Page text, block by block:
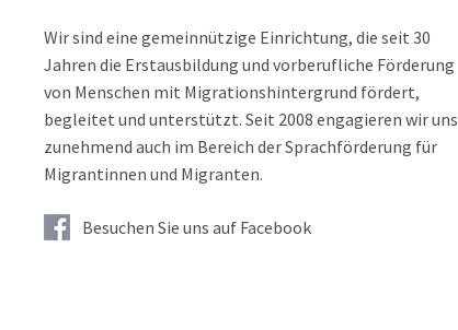
Wir sind eine gemeinnützige Einrichtung, die seit 30
Jahren die Erstausbildung und vorberufliche Förderung
von Menschen mit Migrationshintergrund fördert,
begleitet und unterstützt. Seit 2008 engagieren wir uns
zunehmend auch im Bereich der Sprachförderung für
Migrantinnen und Migranten.
Besuchen Sie uns auf Facebook